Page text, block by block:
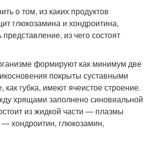
о том, из каких продуктов
глюкозамина и хондроитина,
из чего состоят
формируют как минимум две
покрыты суставными
губка, имеют ячеистое строение.
хрящами заполнено синовиальной
из жидкой части ― плазмы
― хондроитин, глюкозамин,